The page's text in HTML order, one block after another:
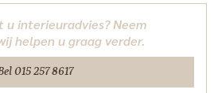
interieuradvies? Neem
helpen u graag verder.
015 257 8617